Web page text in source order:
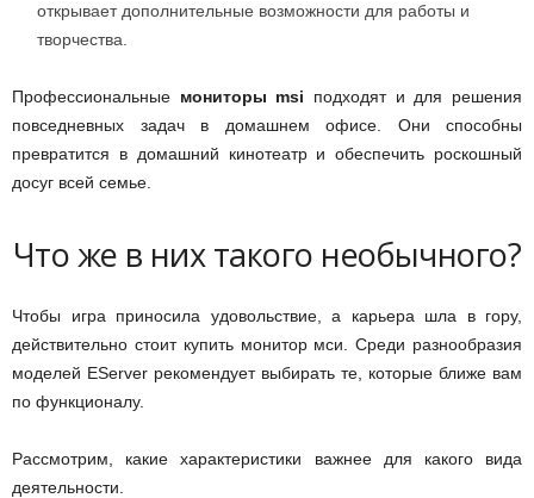
открывает дополнительные возможности для работы и
творчества.
Профессиональные мониторы msi подходят и для решения
повседневных задач в домашнем офисе. Они способны
превратится в домашний кинотеатр и обеспечить роскошный
досуг всей семье.
Что же в них такого необычного?
Чтобы игра приносила удовольствие, а карьера шла в гору,
действительно стоит купить монитор мси. Среди разнообразия
моделей EServer рекомендует выбирать те, которые ближе вам
по функционалу.
Рассмотрим, какие характеристики важнее для какого вида
деятельности.